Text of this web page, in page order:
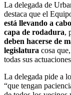
La delegada de
destaca que el
está llevando a
capa de rodadura,
deben hacerse de
legislatura cosa
todas sus
La delegada pide a
“que tengan